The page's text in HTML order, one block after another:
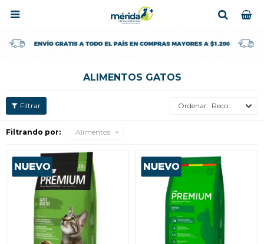

ALIMENTOS GATOS
Recomendados
Filtrando por: Alimentos